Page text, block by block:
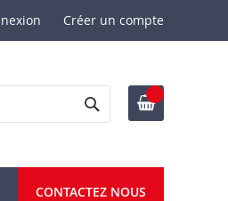
Créer un compte
Rechercher
CONTACTEZ NOUS